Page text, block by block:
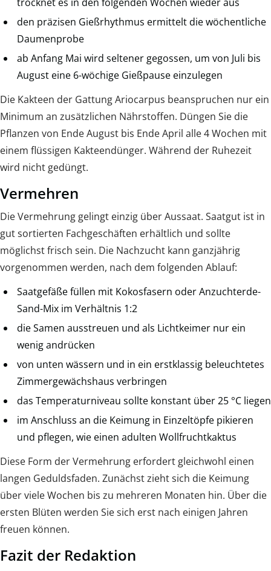
den präzisen Gießrhythmus ermittelt die wöchentliche
Daumenprobe
ab Anfang Mai wird seltener gegossen, um von Juli bis
August eine 6-wöchige Gießpause einzulegen
Die Kakteen der Gattung Ariocarpus beanspruchen nur ein
Minimum an zusätzlichen Nährstoffen. Düngen Sie die
Pflanzen von Ende August bis Ende April alle 4 Wochen mit
einem flüssigen Kakteendünger. Während der Ruhezeit
wird nicht gedüngt.
Vermehren
Die Vermehrung gelingt einzig über Aussaat. Saatgut ist in
gut sortierten Fachgeschäften erhältlich und sollte
möglichst frisch sein. Die Nachzucht kann ganzjährig
vorgenommen werden, nach dem folgenden Ablauf:
Saatgefäße füllen mit Kokosfasern oder Anzuchterde-
Sand-Mix im Verhältnis 1:2
die Samen ausstreuen und als Lichtkeimer nur ein
wenig andrücken
von unten wässern und in ein erstklassig beleuchtetes
Zimmergewächshaus verbringen
das Temperaturniveau sollte konstant über 25 °C liegen
im Anschluss an die Keimung in Einzeltöpfe pikieren
und pflegen, wie einen adulten Wollfruchtkaktus
Diese Form der Vermehrung erfordert gleichwohl einen
langen Geduldsfaden. Zunächst zieht sich die Keimung
über viele Wochen bis zu mehreren Monaten hin. Über die
ersten Blüten werden Sie sich erst nach einigen Jahren
freuen können.
Fazit der Redaktion